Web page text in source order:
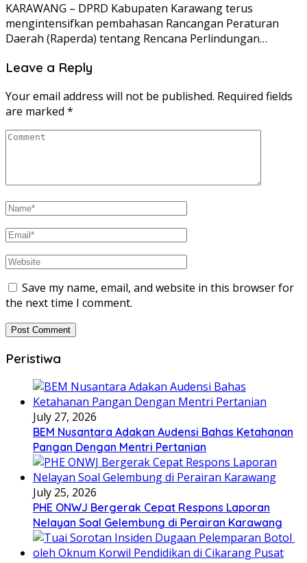
KARAWANG – DPRD Kabupaten Karawang terus
mengintensifkan pembahasan Rancangan Peraturan
Daerah (Raperda) tentang Rencana Perlindungan…
Leave a Reply
Your email address will not be published. Required fields
are marked *
Save my name, email, and website in this browser for
the next time I comment.
Peristiwa
July 27, 2026
BEM Nusantara Adakan Audensi Bahas Ketahanan
Pangan Dengan Mentri Pertanian
July 25, 2026
PHE ONWJ Bergerak Cepat Respons Laporan
Nelayan Soal Gelembung di Perairan Karawang